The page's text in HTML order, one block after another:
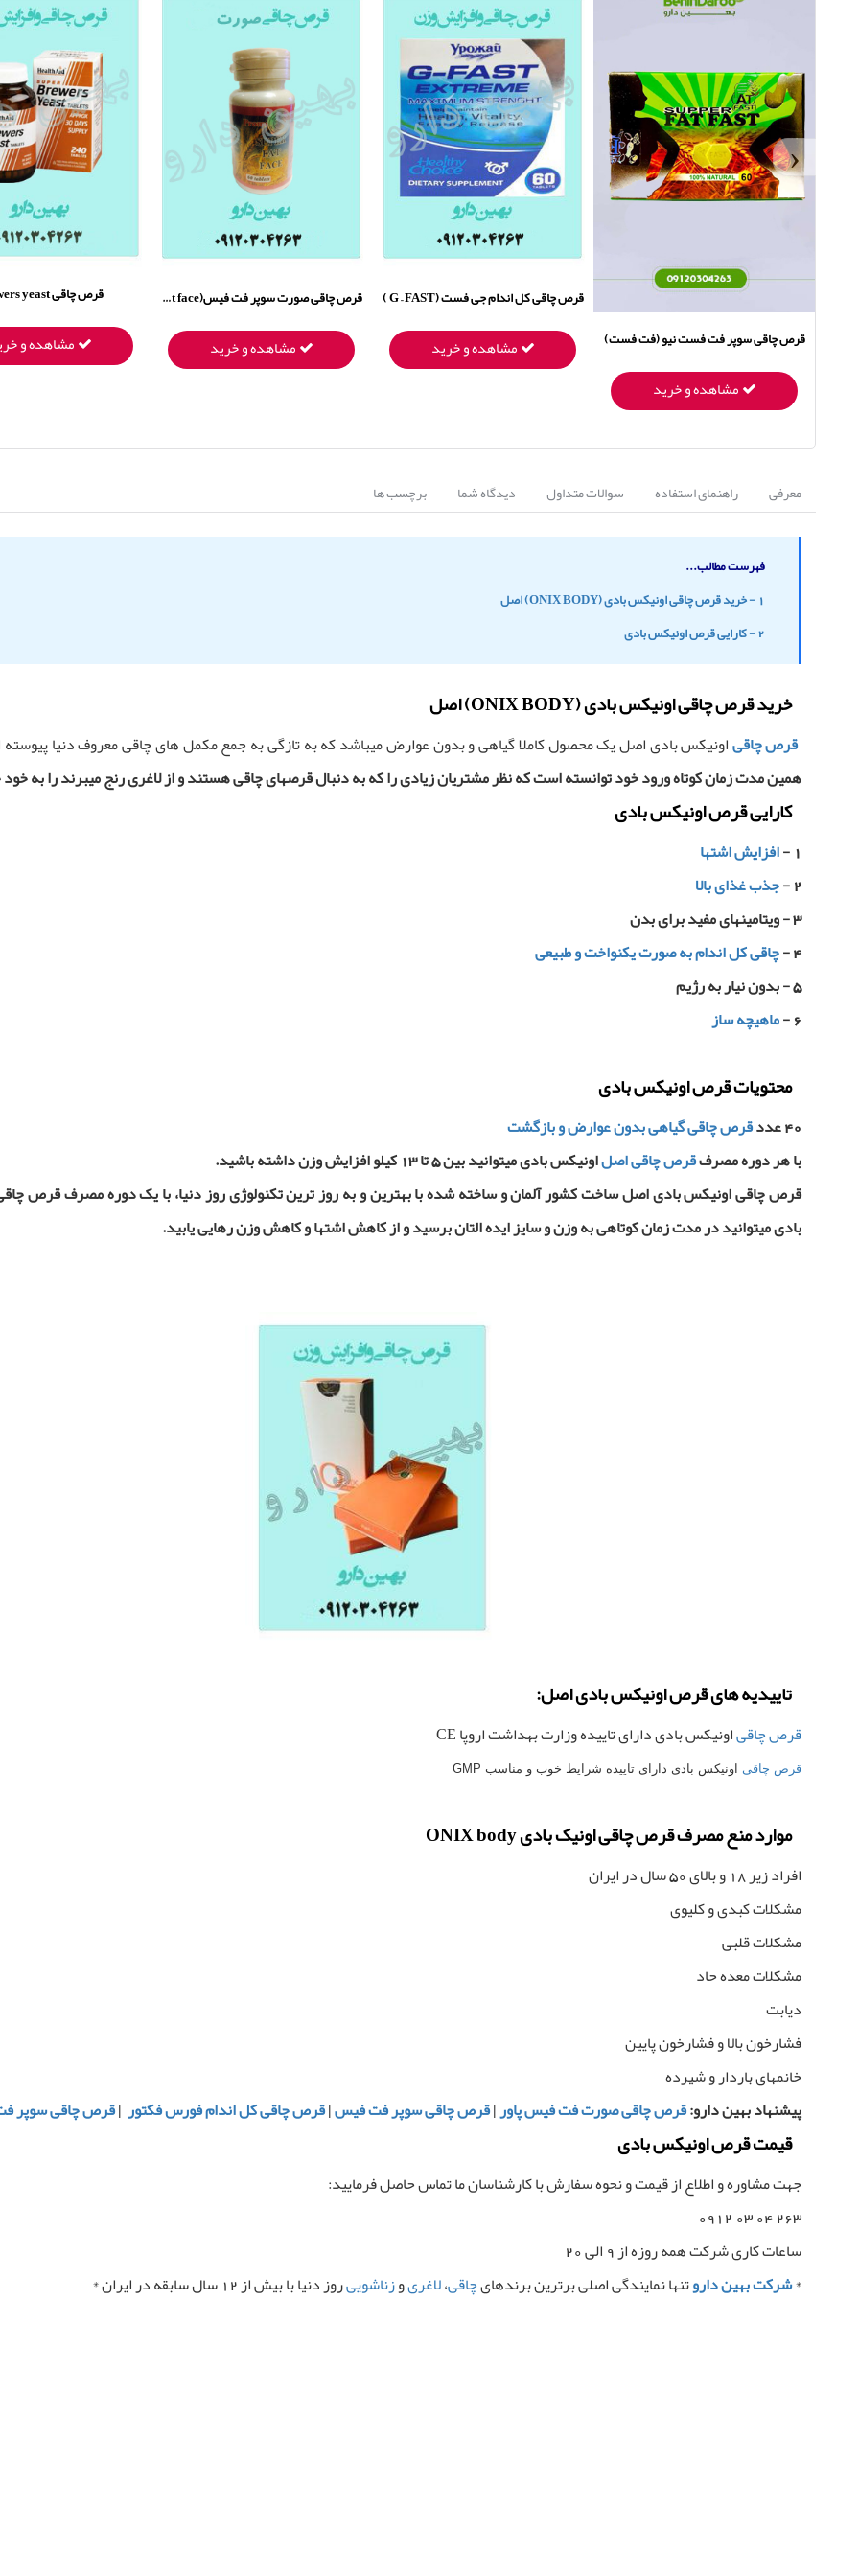
قرص چاقی سوپر فت فست نیو (فت فست)
مشاهده و خرید
قرص چاقی کل اندام جی فست (G – FAST )
مشاهده و خرید
قرص چاقی صورت سوپر فت فیس(Super fat face)
مشاهده و خرید
قرص چاقی brewers yeast
مشاهده و
‹
معرفی راهنمای استفاده سوالات متداول دیدگاه شما برچسب ها
فهرست مطالب...
1 - خرید قرص چاقی اونیکس بادی (ONIX BODY) اصل
2 - کارایی قرص اونیکس بادی
خرید قرص چاقی اونیکس بادی (ONIX BODY) اصل
قرص چاقیاونیکس بادی اصل یک محصول کاملا گیاهی و بدون عوارض میباشد که به تازگی به جمع مکمل های چاقی معروف دنیا
همین مدت زمان کوتاه ورود خود توانسته است که نظر مشتریان زیادی را که به دنبال قرصهای چاقی هستند و از لاغری رنج میبرند رابه
کارایی قرص اونیکس بادی
1 - افزایش اشتها
2 - جذب غذای بالا
3 - ویتامینهای مفید برای بدن
4 - چاقی کل اندام به صورت یکنواخت و طبیعی
5 - بدون نیار به رژیم
6 - ماهیچه ساز
محتویات قرص اونیکس بادی
40 عدد
قرص چاقی گیاهی بدون عوارض و بازگشت
با هر دوره مصرفقرص چاقی اصلاونیکس بادی میتوانید بین 5 تا 13 کیلو افزایش وزن داشته باشید.
قرص چاقی اونیکس بادی اصل ساخت کشور آلمان و ساخته شده با بهترین و به روز ترین تکنولوژی روز دنیا،با یک دوره مصرف قرص
بادی میتوانید در مدت زمان کوتاهی به وزن و سایز ایده التان برسید و از کاهش اشتها و کاهشوزن رهایی یابید.
تاییدیه های قرص اونیکس بادی اصل:
قرص چاقیاونیکس بادی دارای تاییده وزارت بهداشت اروپا CE
قرص چاقی اونیکس بادی دارای تاییده شرایط خوب و مناسب GMP
موارد منع مصرف قرص چاقی اونیک بادی ONIX body
افراد زیر 18 و بالای 50 سال در ایران
مشکلات کبدی و کلیوی
مشکلات قلبی
مشکلات معده حاد
دیابت
فشارخون بالا و فشارخون پایین
خانمهای باردار و شیرده
پیشنهاد بهین دارو:قرص چاقی صورت فت فیس پاور|قرص چاقی سوپر فت فیس|قرص چاقی کل اندام فورس فکتور |قرص چاقی سوپر
قیمت قرص اونیکس بادی
جهت مشاوره و اطلاع از قیمت و نحوه سفارش با کارشناسان ما تماس حاصل فرمایید:
263 04 03 0912
ساعات کاری شرکت همه روزه از 9 الی 20
*شرکت بهین داروتنها نمایندگی اصلی برترین برندهایچاقی،لاغریوزناشوییروز دنیا با بیش از 12 سال سابقه در ایران *